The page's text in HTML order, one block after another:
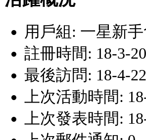
用戶組: 一星新
註冊時間: 18-3-
最後訪問: 18-4-
上次活動時間:
上次發表時間: